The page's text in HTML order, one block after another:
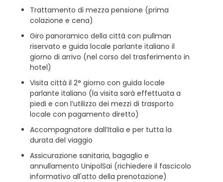
Trattamento di mezza pensione (prima
colazione e cena)
Giro panoramico della città con pullman
riservato e guida locale parlante italiano il
giorno di arrivo (nel corso del trasferimento in
hotel)
Visita città il 2° giorno con guida locale
parlante italiano (la visita sarà effettuata a
piedi e con l’utilizzo dei mezzi di trasporto
locale con pagamento diretto)
Accompagnatore dall’Italia e per tutta la
durata del viaggio
Assicurazione sanitaria, bagaglio e
annullamento UnipolSai (richiedere il fascicolo
informativo all'atto della prenotazione)